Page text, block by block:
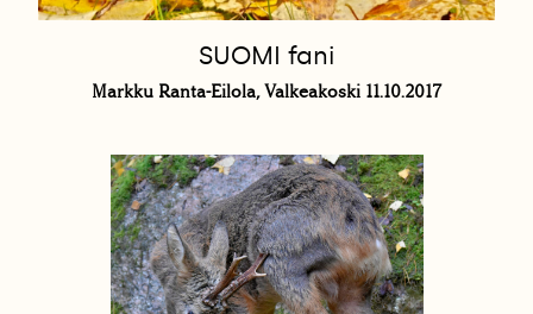
SUOMI fani
Markku Ranta-Eilola, Valkeakoski 11.10.2017